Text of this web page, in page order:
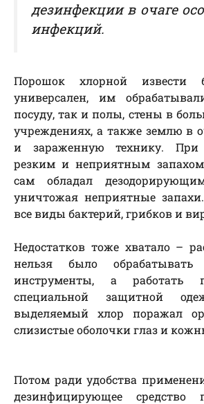
дезинфекции в очаге
инфекций.
Порошок хлорной
универсален, им
посуду, так и полы, стены в
учреждениях, а также землю в
и зараженную технику. При
резким и неприятным запахом
сам обладал
уничтожая неприятные
все виды бактерий, грибков и
Недостатков тоже хватало –
нельзя было обрабатывать
инструменты, а работать
специальной защитной
выделяемый хлор поражал
слизистые оболочки глаз и
Потом ради удобства
дезинфицирующее средство